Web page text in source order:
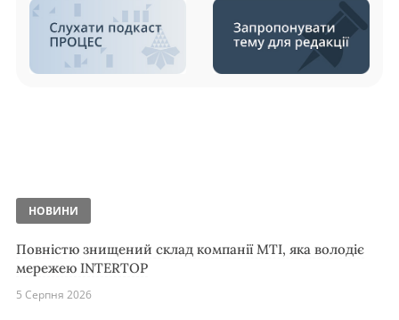
НОВИНИ
Повністю знищений склад компанії MTI, яка володіє
мережею INTERTOP
5 Серпня 2026